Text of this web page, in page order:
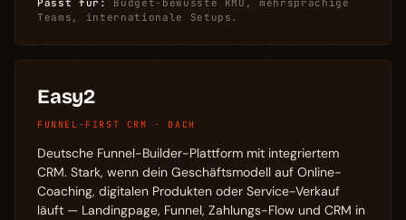
Passt für:
Budget-bewusste KMU, mehrsprachige
Teams, internationale Setups.
Easy2
FUNNEL-FIRST CRM · DACH
Deutsche Funnel-Builder-Plattform mit integriertem
CRM. Stark, wenn dein Geschäftsmodell auf Online-
Coaching, digitalen Produkten oder Service-Verkauf
läuft — Landingpage, Funnel, Zahlungs-Flow und CRM in